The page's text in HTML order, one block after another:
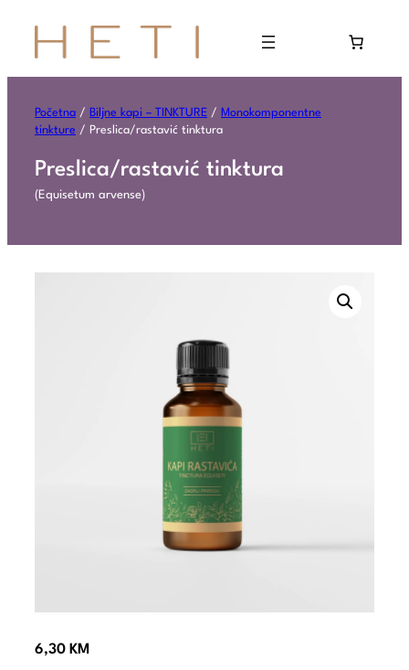
Početna / Biljne kapi – TINKTURE /
Monokomponentne
tinkture / Preslica/rastavić tinktura
Preslica/rastavić tinktura
(Equisetum arvense)
6,30 KM